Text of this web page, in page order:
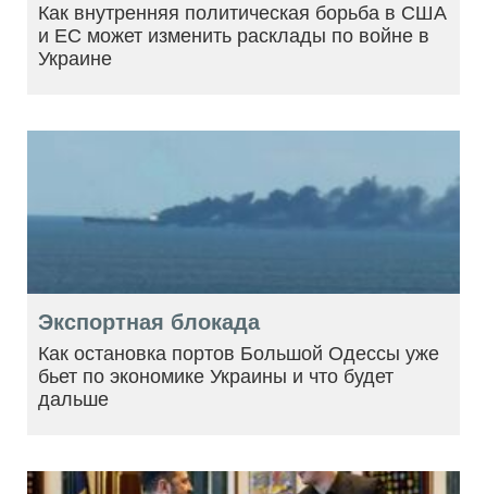
Как внутренняя политическая борьба в США
и ЕС может изменить расклады по войне в
Украине
Экспортная блокада
Как остановка портов Большой Одессы уже
бьет по экономике Украины и что будет
дальше